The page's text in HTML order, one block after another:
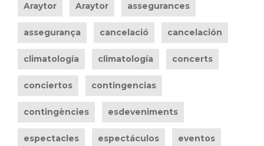
Araytor Araytor assegurances
assegurança cancelació cancelación
climatología climatología concerts
conciertos contingencias
contingències esdeveniments
espectacles espectáculos eventos